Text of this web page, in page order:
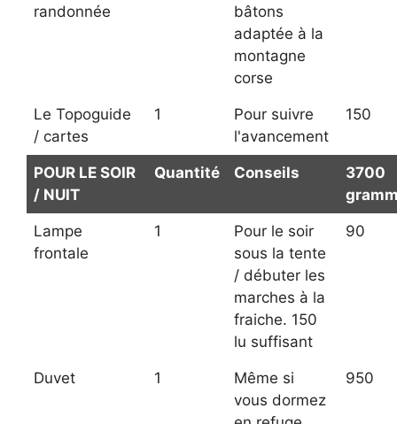
randonnée
bâtons
adaptée à la
montagne
corse
Le Topoguide
/ cartes
1
Pour suivre
l'avancement
150
POUR LE SOIR
/ NUIT
Quantité Conseils
3700
Lampe
frontale
1
Pour le soir
sous la tente
/ débuter les
marches à la
fraiche. 150
lu suffisant
90
Duvet 1
Même si
vous dormez
950